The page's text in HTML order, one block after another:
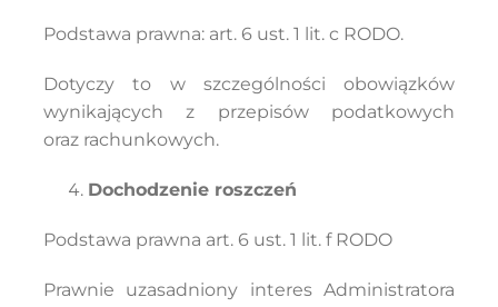
Podstawa prawna: art. 6 ust. 1 lit. c RODO.
Dotyczy to w szczególności obowiązków
wynikających z przepisów podatkowych
oraz rachunkowych.
Dochodzenie roszczeń
Podstawa prawna art. 6 ust. 1 lit. f RODO
Prawnie uzasadniony interes Administratora